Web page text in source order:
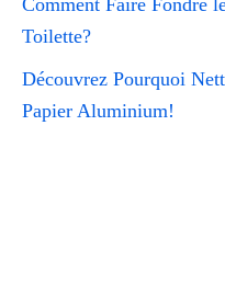
Toilette?
Découvrez Pourquoi
Papier Aluminium!